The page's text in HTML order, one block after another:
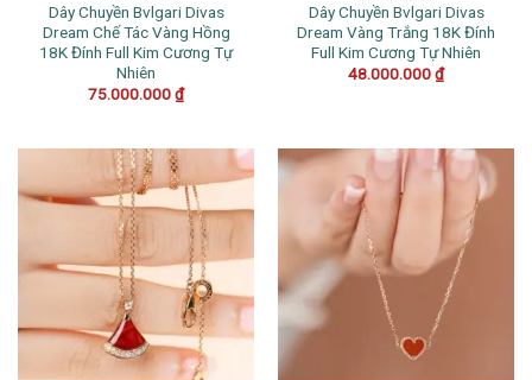
Dây Chuyền Bvlgari Divas
Dream Chế Tác Vàng Hồng
18K Đính Full Kim Cương Tự
Nhiên
75.000.000₫
Dây Chuyền Bvlgari Divas
Dream Vàng Trắng 18K Đính
Full Kim Cương Tự Nhiên
48.000.000₫